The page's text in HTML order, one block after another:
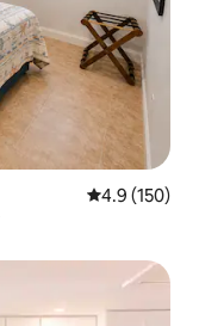
औसत रेटिंग 5 में
4.9 (150)